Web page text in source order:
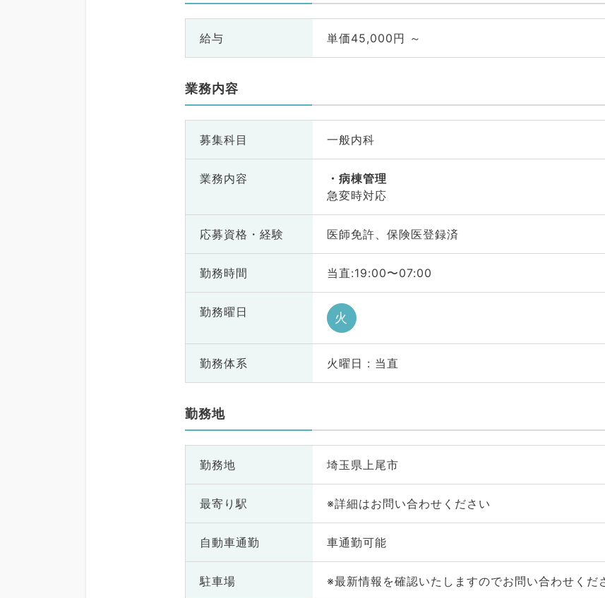
給与 単価45,000円 ～
業務内容
募集科目 一般内科
業務内容
病棟管理
急変時対応
応募資格・ 経験 医師免許、保険医登録済
勤務時間 当直:19:00〜07:00
勤務曜日 火
勤務体系 火曜日 : 当直
勤務地
勤務地 埼玉県上尾市
最寄り駅 ※詳細はお問い合わせください
自動車通勤 車通勤可能
駐車場 ※最新情報を確認いたしますのでお問い合わせくだ